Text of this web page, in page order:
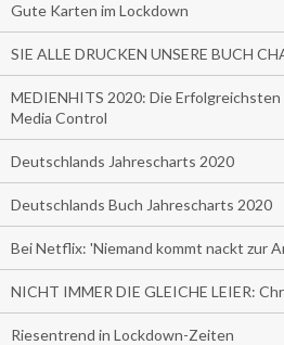
Gute Karten im Lockdown
SIE ALLE DRUCKEN UNSERE BUCH
MEDIENHITS 2020: Die
Media Control
Deutschlands Jahrescharts 2020
Deutschlands Buch Jahrescharts 2020
Bei Netflix: 'Niemand kommt nackt zur
NICHT IMMER DIE GLEICHE LEIER:
Riesentrend in Lockdown-Zeiten